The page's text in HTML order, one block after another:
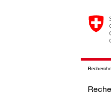
Recherche